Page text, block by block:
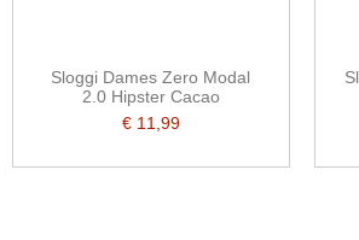
Sloggi Dames Zero Modal
2.0 Hipster Cacao
€ 11,99